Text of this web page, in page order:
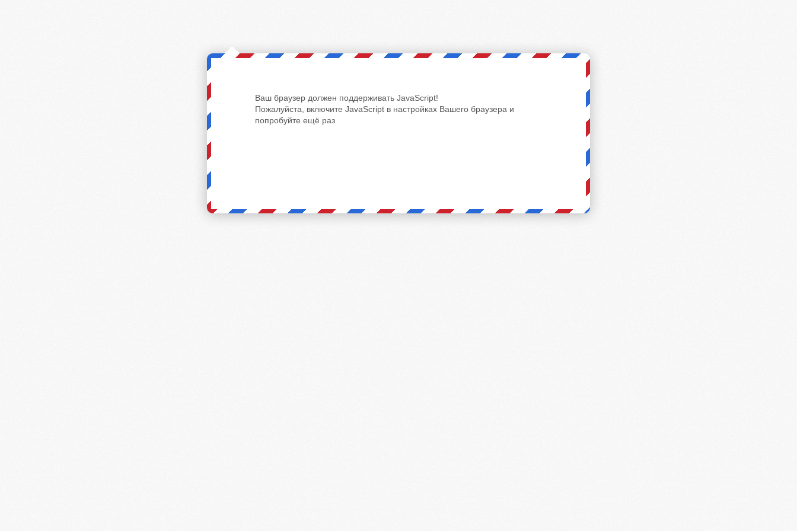
Ваш браузер должен поддерживать JavaScript!
Пожалуйста, включите JavaScript в настройках Вашего браузера и
попробуйте ещё раз